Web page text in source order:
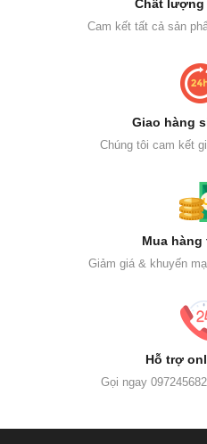
Chất lượng
Cam kết tất cả sản
Giao hàng
Chúng tôi cam kết
Mua hàng
Giảm giá & khuyến
Hỗ trợ
Gọi ngay